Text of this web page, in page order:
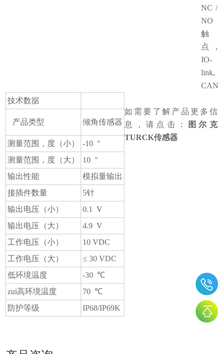
NC /
NO
触
点,
IO-
link,
技术数据
产品类型 倾角传感器
测量范围，度（小）
-10 °
测量范围，度（大）
10 °
输出性能
模拟量输出
接插件数量
5针
输出电压（小）
0.1 V
输出电压（大）
4.9 V
工作电压（小）
10 VDC
工作电压（大）
≤ 30 VDC
低环境温度
-30 ℃
zui高环境温度
70 ℃
防护等级
IP68/IP69K
如需要了解产品更多信
息，请点击：
图尔克
TURCK传感器